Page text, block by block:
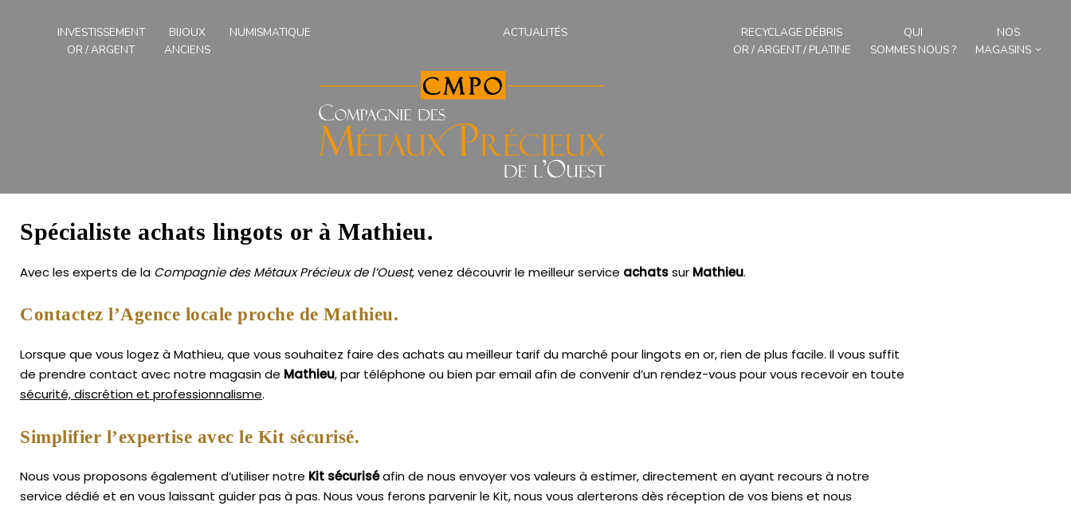
INVESTISSEMENT
OR / ARGENT
BIJOUX
ANCIENS
NUMISMATIQUE ACTUALITÉS
RECYCLAGE DÉBRIS
OR / ARGENT / PLATINE
QUI
SOMMES NOUS ?
NOS
MAGASINS
Spécialiste achats lingots or à Mathieu.
Avec les experts de la Compagnie des Métaux Précieux de l’Ouest, venez découvrir le meilleur service achatssur Mathieu.
Contactez l’Agence locale proche de Mathieu.
Lorsque que vous logez à Mathieu, que vous souhaitez faire des achats au meilleur tarif du marché pour lingots en or, rien de plus facile. Il vous suffit
de prendre contact avec notre magasin de Mathieu, par téléphone ou bien par email afin de convenir d’un rendez-vous pour vous recevoir en toute
sécurité, discrétion et professionnalisme.
Simplifier l’expertise avec le Kit sécurisé.
Nous vous proposons également d’utiliser notre Kit sécuriséafin de nous envoyer vos valeurs à estimer, directement en ayant recours à notre
service dédié et en vous laissant guider pas à pas. Nous vous ferons parvenir le Kit, nous vous alerterons dès réception de vos biens et nous